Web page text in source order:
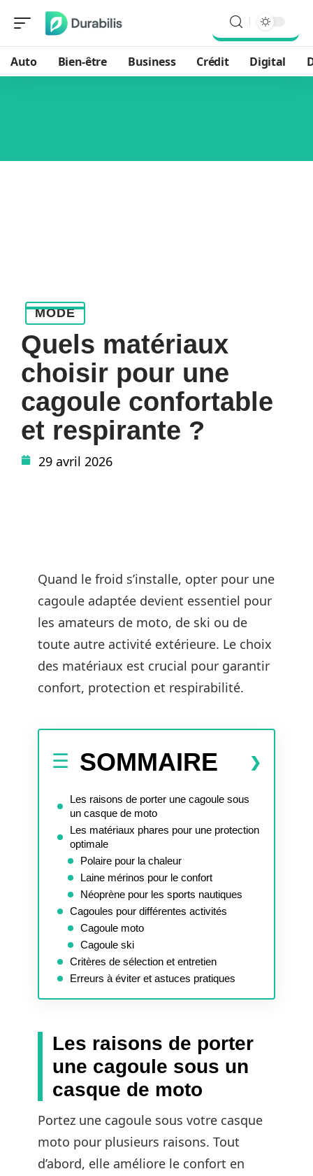
Auto Bien-être Business Crédit Digital
MODE
Quels matériaux
choisir pour une
cagoule confortable
et respirante ?
29 avril 2026
Quand le froid s’installe, opter pour une
cagoule adaptée devient essentiel pour
les amateurs de moto, de ski ou de
toute autre activité extérieure. Le choix
des matériaux est crucial pour garantir
confort, protection et respirabilité.
SOMMAIRE
Les raisons de porter une cagoule sous
un casque de moto
Les matériaux phares pour une protection
optimale
Polaire pour la chaleur
Laine mérinos pour le confort
Néoprène pour les sports nautiques
Cagoules pour différentes activités
Cagoule moto
Cagoule ski
Critères de sélection et entretien
Erreurs à éviter et astuces pratiques
Les raisons de porter
une cagoule sous un
casque de moto
Portez une cagoule sous votre casque
moto pour plusieurs raisons. Tout
d’abord, elle améliore le confort en